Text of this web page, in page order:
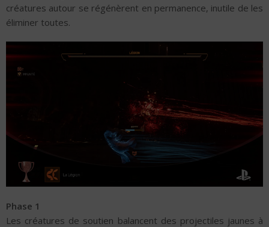
créatures autour se régénèrent en permanence, inutile de les
éliminer toutes.
Phase 1
Les créatures de soutien balancent des projectiles jaunes à